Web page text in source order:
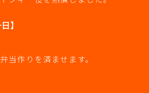
】
当作りを済ませます。